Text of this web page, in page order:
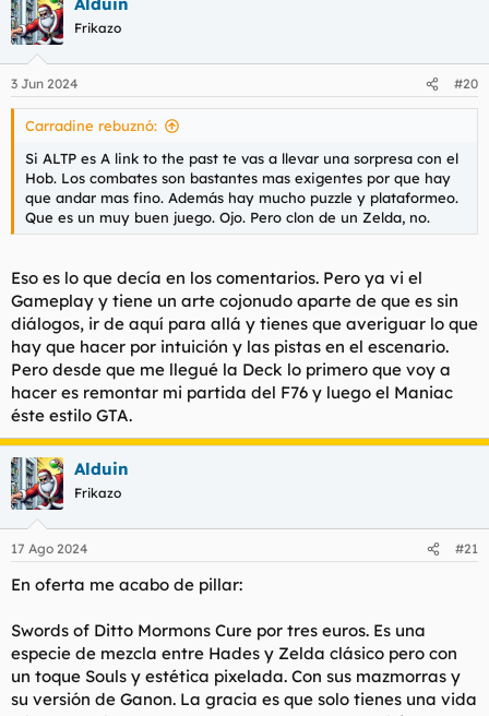
Frikazo
3 Jun 2024 #20
Carradine rebuznó:
Si ALTP es A link to the past te vas a llevar una sorpresa con el
Hob. Los combates son bastantes mas exigentes por que hay
que andar mas fino. Además hay mucho puzzle y plataformeo.
Que es un muy buen juego. Ojo. Pero clon de un Zelda, no.
Eso es lo que decía en los comentarios. Pero ya vi el
Gameplay y tiene un arte cojonudo aparte de que es sin
diálogos, ir de aquí para allá y tienes que averiguar lo que
hay que hacer por intuición y las pistas en el escenario.
Pero desde que me llegué la Deck lo primero que voy a
hacer es remontar mi partida del F76 y luego el Maniac
éste estilo GTA.
Alduin
Frikazo
17 Ago 2024 #21
En oferta me acabo de pillar:
Swords of Ditto Mormons Cure por tres euros. Es una
especie de mezcla entre Hades y Zelda clásico pero con
un toque Souls y estética pixelada. Con sus mazmorras y
su versión de Ganon. La gracia es que solo tienes una vida